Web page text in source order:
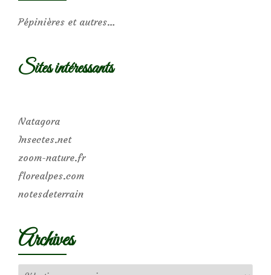
Pépinières et autres…
Sites intéressants
Natagora
Insectes.net
zoom-nature.fr
florealpes.com
notesdeterrain
Archives